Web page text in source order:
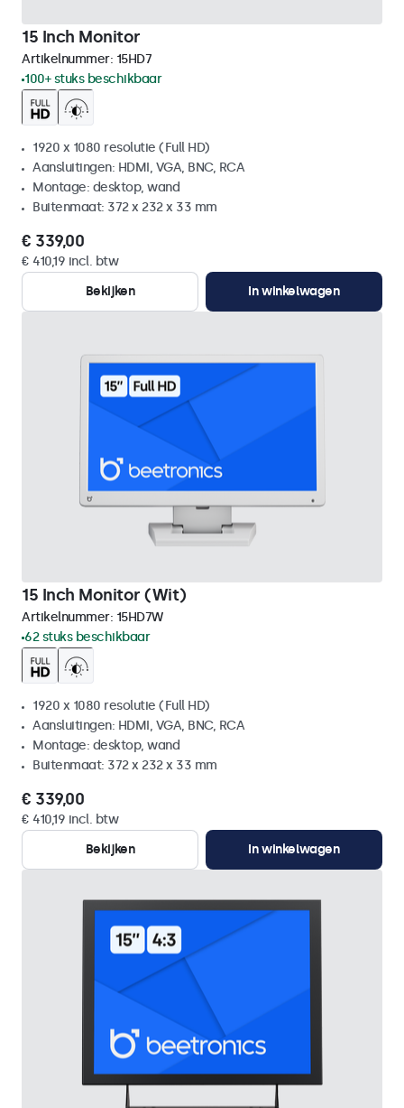
15 Inch Monitor
Artikelnummer: 15HD7
100+ stuks beschikbaar
1920 x 1080 resolutie (Full HD)
Aansluitingen: HDMI, VGA, BNC, RCA
Montage: desktop, wand
Buitenmaat: 372 x 232 x 33 mm
€ 339,00
€ 410,19 incl. btw
Bekijken
In winkelwagen
15 Inch Monitor (Wit)
Artikelnummer: 15HD7W
62 stuks beschikbaar
1920 x 1080 resolutie (Full HD)
Aansluitingen: HDMI, VGA, BNC, RCA
Montage: desktop, wand
Buitenmaat: 372 x 232 x 33 mm
€ 339,00
€ 410,19 incl. btw
Bekijken
In winkelwagen